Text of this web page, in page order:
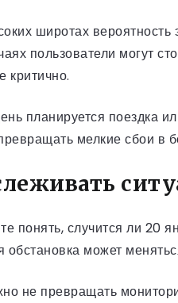
широтах
пользователи могут
критично.
планируется поездка
мелкие сбои в
понять, случится ли 20
обстановка может
не превращать